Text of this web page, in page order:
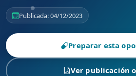
Publicada: 04/12/2023
Preparar esta
Ver publicación